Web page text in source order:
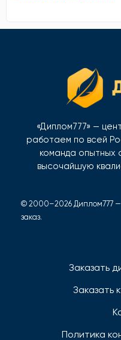
«Диплом777» —
работаем по всей
команда опытных
высочайшую
© 2000–2026 Диплом777
заказ.
Заказать
Заказать
Политика